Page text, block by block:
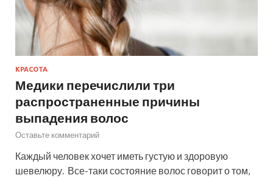
КРАСОТА
Медики перечислили три
распространенные причины
выпадения волос
Оставьте комментарий
Каждый человек хочет иметь густую и здоровую
шевелюру. Все-таки состояние волос говорит о том,